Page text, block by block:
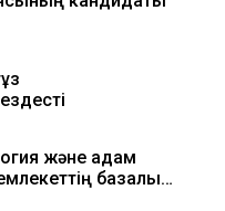
және адам
базалық
ұсынды